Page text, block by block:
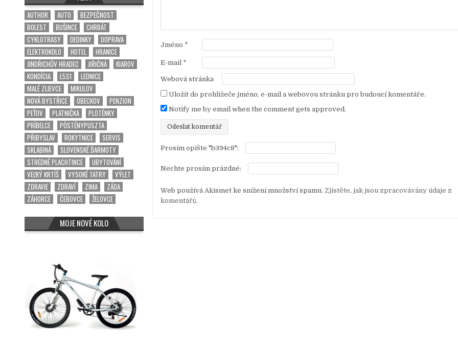
p
k
Jméno *
E-mail *
Webová stránka
Uložit do prohlížeče jméno, e-mail a webovou stránku pro budoucí komentáře.
Notify me by email when the comment gets approved.
Prosím opište "b394c8":
Nechte prosím prázdné:
Web používá Akismet ke snížení množství spamu. Zjistěte, jak jsou zpracovávány údaje z
komentářů.
AUTHOR AUTO
BEZPEČNOST
BOLEST
BUŠINCE
CHRBÁT
CYKLOTRASY
DEDINKY
DOPRAVA
ELEKTROKOLO
HOTEL
HRANICE
JINDŘICHŮV HRADEC
JIŘIČNÁ
KIAROV
KONDÍCIA
L5S1
LEDNICE
MALÉ ZLIEVCE
MIKULOV
NOVÁ BYSTŘICE
OBECKOV
PENZION
PEŤOV
PLATNIČKA
PLOTÉNKY
PRÍBELCE
PÖSTÉNYPUSZTA
PŘIBYSLAV
ROKYTNICE
SERVIS
SKLABINÁ
SLOVENSKÉ ĎARMOTY
STREDNÉ PLACHTINCE
UBYTOVÁNÍ
VEĽKÝ KRTÍŠ
VYSOKÉ TATRY
VÝLET
ZDRAVIE
ZDRAVÍ ZIMA
ZÁDA
ZÁHORCE
ČEBOVCE ŽELOVCE
MOJE NOVÉ KOLO